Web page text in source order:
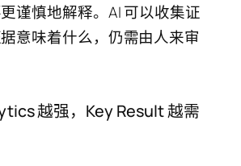
谨慎地解释。AI 可以收集证
意味着什么，仍需由人来审
越强，Key Result 越需